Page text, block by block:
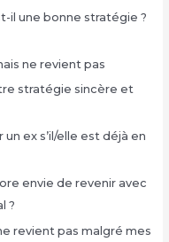
il une bonne stratégie ?
ne revient pas
stratégie sincère et
ex s’il/elle est déjà en
envie de revenir avec
?
revient pas malgré mes